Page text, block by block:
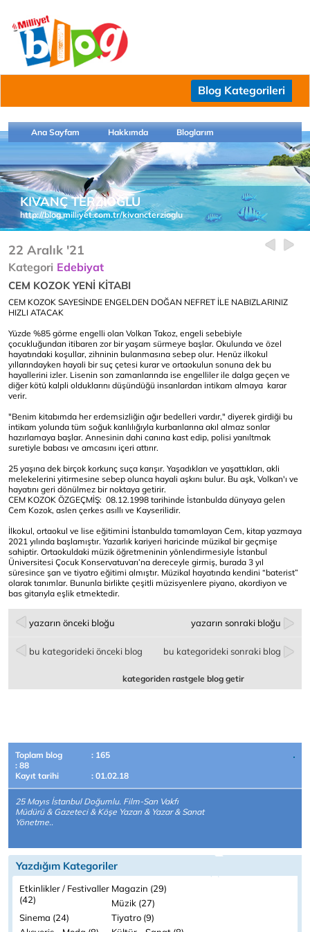
Blog Kategorileri
Ana Sayfam Hakkımda Bloglarım
KIVANÇ TERZİOĞLU
http://blog.milliyet.com.tr/kivancterzioglu
22 Aralık '21
Kategori Edebiyat
CEM KOZOK YENİ KİTABI
CEM KOZOK SAYESİNDE ENGELDEN DOĞAN NEFRET İLE NABIZLARINIZ
HIZLI ATACAK
Yüzde %85 görme engelli olan Volkan Takoz, engeli sebebiyle
çocukluğundan itibaren zor bir yaşam sürmeye başlar. Okulunda ve özel
hayatındaki koşullar, zihninin bulanmasına sebep olur. Henüz ilkokul
yıllarındayken hayali bir suç çetesi kurar ve ortaokulun sonuna dek bu
hayallerini izler. Lisenin son zamanlarında ise engelliler ile dalga geçen ve
diğer kötü kalpli olduklarını düşündüğü insanlardan intikam almaya karar
verir.
"Benim kitabımda her erdemsizliğin ağır bedelleri vardır," diyerek girdiği bu
intikam yolunda tüm soğuk kanlılığıyla kurbanlarına akıl almaz sonlar
hazırlamaya başlar. Annesinin dahi canına kast edip, polisi yanıltmak
suretiyle babası ve amcasını içeri attırır.
25 yaşına dek birçok korkunç suça karışır. Yaşadıkları ve yaşattıkları, akli
melekelerini yitirmesine sebep olunca hayali aşkını bulur. Bu aşk, Volkan'ı ve
hayatını geri dönülmez bir noktaya getirir.
CEM KOZOK ÖZGEÇMİŞ: 08.12.1998 tarihinde İstanbulda dünyaya gelen
Cem Kozok, aslen çerkes asıllı ve Kayserilidir.
İlkokul, ortaokul ve lise eğitimini İstanbulda tamamlayan Cem, kitap yazmaya
2021 yılında başlamıştır. Yazarlık kariyeri haricinde müzikal bir geçmişe
sahiptir. Ortaokuldaki müzik öğretmeninin yönlendirmesiyle İstanbul
Üniversitesi Çocuk Konservatuvarı’na dereceyle girmiş, burada 3 yıl
süresince şan ve tiyatro eğitimi almıştır. Müzikal hayatında kendini “baterist”
olarak tanımlar. Bununla birlikte çeşitli müzisyenlere piyano, akordiyon ve
bas gitarıyla eşlik etmektedir.
yazarın önceki bloğu yazarın sonraki bloğu
bu kategorideki önceki blog bu kategorideki sonraki blog
kategoriden rastgele blog getir
Toplam blog
: 165
: 88
Kayıt tarihi
: 01.02.18
25 Mayıs İstanbul Doğumlu. Film-San Vakfı
Müdürü & Gazeteci & Köşe Yazarı & Yazar & Sanat
Yönetme..
Yazdığım Kategoriler
Etkinlikler / Festivaller
(42)
Magazin (29)
Müzik (27)
Sinema (24)
Tiyatro (9)